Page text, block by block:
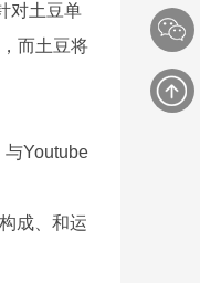
对土豆单
而土豆将
Youtube
成、和运